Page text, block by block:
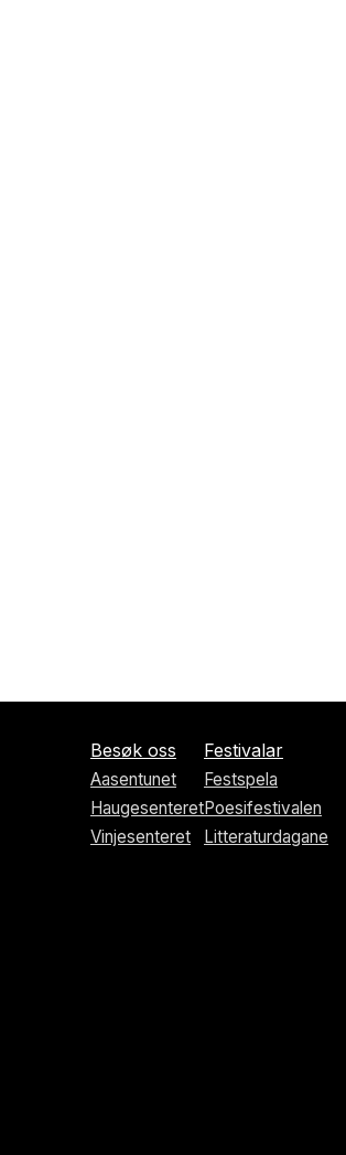
Besøk oss
Aasentunet
Haugesenteret
Vinjesenteret
Festivalar
Festspela
Poesifestivalen
Litteraturdagane